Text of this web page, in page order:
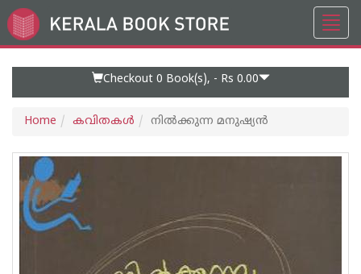
Go
to
Checkout 0 Book(s), - Rs 0.00
Home കവിതകള്‍ നില്‍ക്കുന്ന മനുഷ്യന്‍